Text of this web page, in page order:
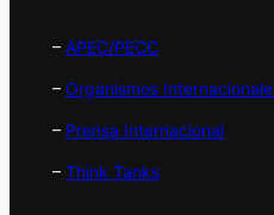
– APEC/PECC
– Organismos
– Prensa Internacional
– Think Tanks